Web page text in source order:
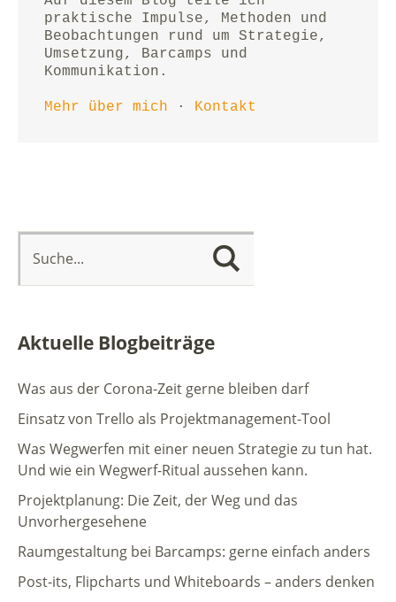
praktische Impulse, Methoden und
Beobachtungen rund um Strategie,
Umsetzung, Barcamps und
Kommunikation.
Mehr über mich · Kontakt
Aktuelle Blogbeiträge
Was aus der Corona-Zeit gerne bleiben darf
Einsatz von Trello als Projektmanagement-Tool
Was Wegwerfen mit einer neuen Strategie zu tun hat.
Und wie ein Wegwerf-Ritual aussehen kann.
Projektplanung: Die Zeit, der Weg und das
Unvorhergesehene
Raumgestaltung bei Barcamps: gerne einfach anders
Post-its, Flipcharts und Whiteboards – anders denken